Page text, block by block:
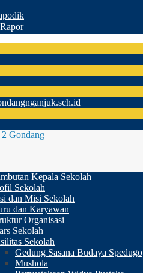
Kepala Sekolah
Sekolah
dan Misi Sekolah
dan Karyawan
Organisasi
Sekolah
Sekolah
Gedung Sasana Budaya Spedugo
Mushola